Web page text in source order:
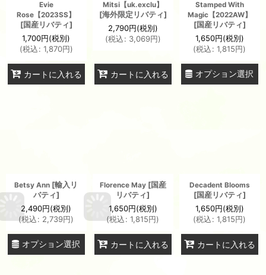
Evie
Rose【2023SS】
[国産リバティ]
1,700円(税別)
(税込: 1,870円)
カートに入れる
Mitsi【uk.exclu】
[海外限定リバティ]
2,790円(税別)
(税込: 3,069円)
カートに入れる
Stamped With
Magic【2022AW】
[国産リバティ]
1,650円(税別)
(税込: 1,815円)
オプション選択
Betsy Ann [輸入リ
バティ]
2,490円(税別)
(税込: 2,739円)
オプション選択
Florence May [国産
リバティ]
1,650円(税別)
(税込: 1,815円)
カートに入れる
Decadent Blooms
[国産リバティ]
1,650円(税別)
(税込: 1,815円)
カートに入れる